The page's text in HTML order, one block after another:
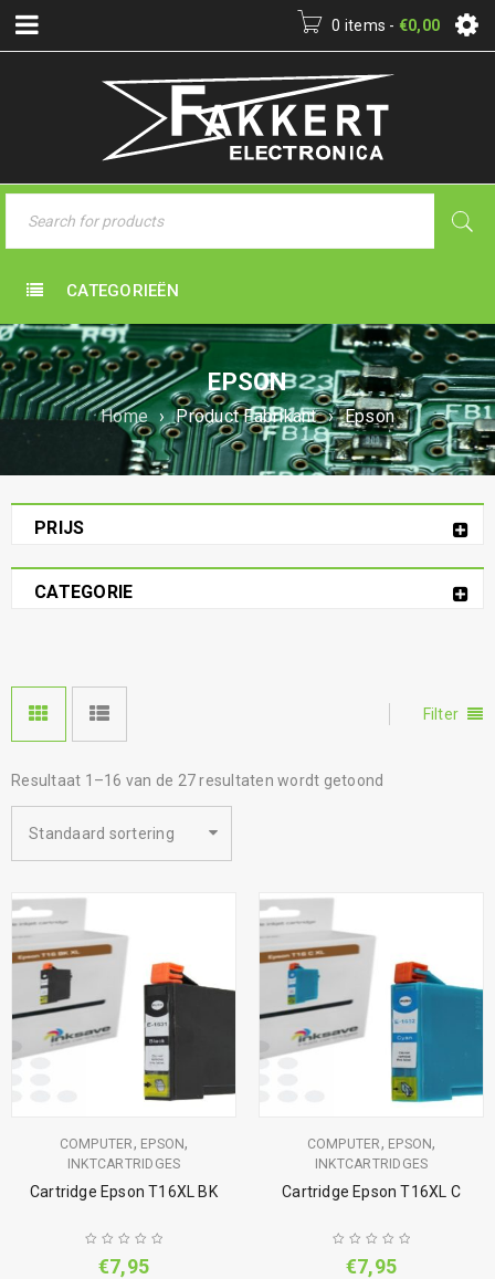
0 items - €0,00
CATEGORIEËN
EPSON
Home › Product Fabrikant › Epson
PRIJS
CATEGORIE
Filter
Resultaat 1–16 van de 27 resultaten wordt getoond
Standaard sortering
COMPUTER, EPSON,
INKTCARTRIDGES
Cartridge Epson T16XL BK
€7,95
COMPUTER, EPSON,
INKTCARTRIDGES
Cartridge Epson T16XL C
€7,95